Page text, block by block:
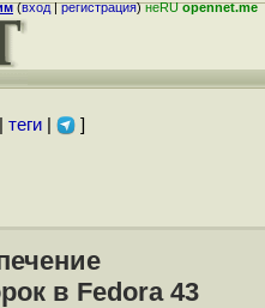
(вход|регистрация)неRUopennet.me
теги| ]
в Fedora 43